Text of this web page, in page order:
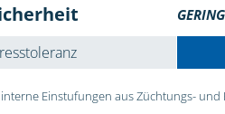
GERING
interne Einstufungen aus Züchtungs- und